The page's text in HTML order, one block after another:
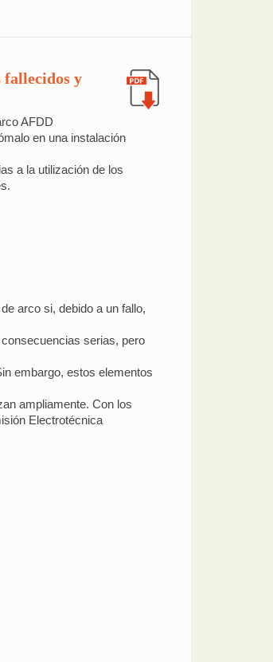
fallecidos y
AFDD
en una instalación
a la utilización de los
arco si, debido a un fallo,
serias, pero
embargo, estos elementos
ampliamente. Con los
Electrotécnica